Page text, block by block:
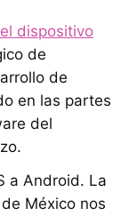
dispositivo
de
de
en las partes
del
a Android. La
México nos